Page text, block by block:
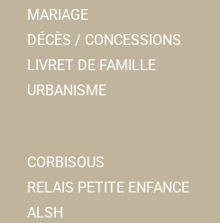
MARIAGE
DÉCÈS / CONCESSIONS
LIVRET DE FAMILLE
URBANISME
CORBISOUS
RELAIS PETITE ENFANCE
ALSH